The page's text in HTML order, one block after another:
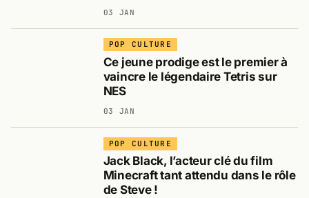
03 JAN
POP CULTURE
Ce jeune prodige est le premier à
vaincre le légendaire Tetris sur
NES
03 JAN
POP CULTURE
Jack Black, l’acteur clé du film
Minecraft tant attendu dans le rôle
de Steve !